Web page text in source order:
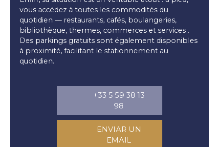
vous accédez à toutes les commodités du
quotidien — restaurants, cafés, boulangeries,
bibliothèque, thermes, commerces et services .
Des parkings gratuits sont également disponibles
à proximité, facilitant le stationnement au
quotidien.
+33 5 59 38 13
98
ENVIAR UN
EMAIL